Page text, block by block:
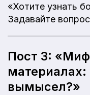
«Хотите узнать
Задавайте
Пост 3:
вымысел?»